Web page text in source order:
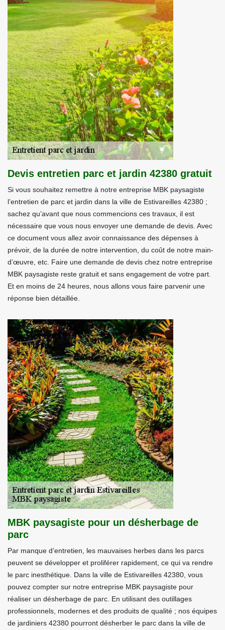
Devis entretien parc et jardin 42380 gratuit
Si vous souhaitez remettre à notre entreprise MBK paysagiste
l’entretien de parc et jardin dans la ville de Estivareilles 42380 ;
sachez qu’avant que nous commencions ces travaux, il est
nécessaire que vous nous envoyer une demande de devis. Avec
ce document vous allez avoir connaissance des dépenses à
prévoir, de la durée de notre intervention, du coût de notre main-
d’œuvre, etc. Faire une demande de devis chez notre entreprise
MBK paysagiste reste gratuit et sans engagement de votre part.
Et en moins de 24 heures, nous allons vous faire parvenir une
réponse bien détaillée.
MBK paysagiste pour un désherbage de
parc
Par manque d’entretien, les mauvaises herbes dans les parcs
peuvent se développer et proliférer rapidement, ce qui va rendre
le parc inesthétique. Dans la ville de Estivareilles 42380, vous
pouvez compter sur notre entreprise MBK paysagiste pour
réaliser un désherbage de parc. En utilisant des outillages
professionnels, modernes et des produits de qualité ; nos équipes
de jardiniers 42380 pourront désherber le parc dans la ville de